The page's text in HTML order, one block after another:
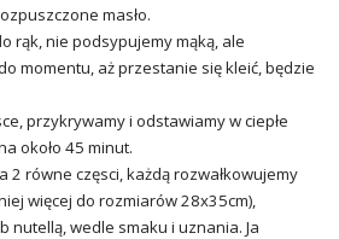
masło.
rąk, nie podsypujemy mąką, ale
momentu, aż przestanie się kleić, będzie
przykrywamy i odstawiamy w ciepłe
około 45 minut.
2 równe częsci, każdą rozwałkowujemy
więcej do rozmiarów 28x35cm),
nutellą, wedle smaku i uznania. Ja